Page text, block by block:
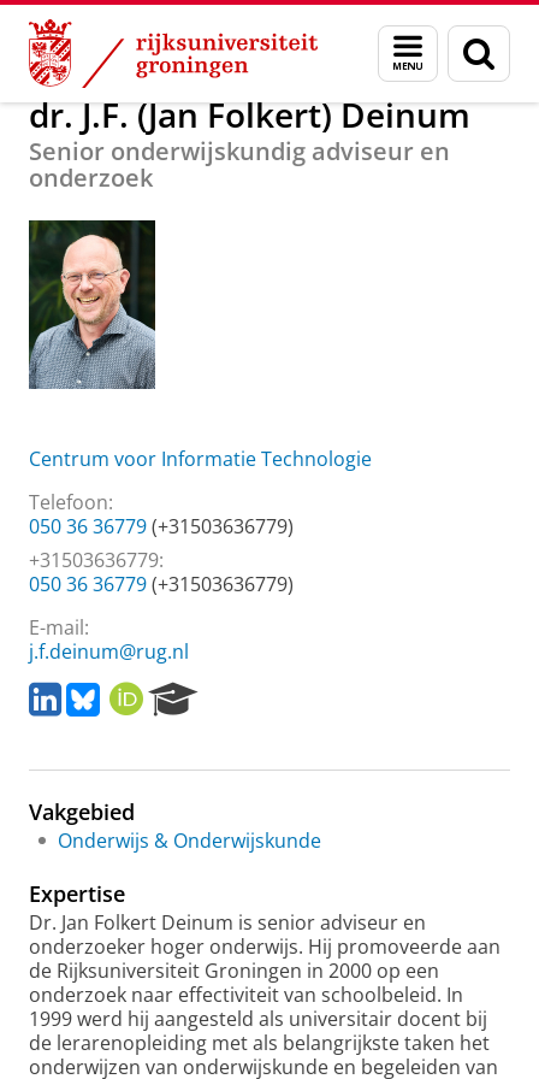
Skip
Content
Skip
Navigation
Menu
en
zoeken
Over ons dr. J.F. (Jan Folkert) Deinum
dr. J.F. (Jan Folkert) Deinum
Senior onderwijskundig adviseur en
onderzoek
Centrum voor Informatie Technologie
Telefoon:
050 36 36779(+31503636779)
+31503636779:
050 36 36779(+31503636779)
E-mail:
j.f.deinum@rug.nl
L
i
k
d
I
B
e
k
y
O
R
I
e
c
r
t
a
l
Vakgebied
Onderwijs & Onderwijskunde
Expertise
Dr. Jan Folkert Deinum is senior adviseur en
onderzoeker hoger onderwijs. Hij promoveerde aan
de Rijksuniversiteit Groningen in 2000 op een
onderzoek naar effectiviteit van schoolbeleid. In
1999 werd hij aangesteld als universitair docent bij
de lerarenopleiding met als belangrijkste taken het
onderwijzen van onderwijskunde en begeleiden van